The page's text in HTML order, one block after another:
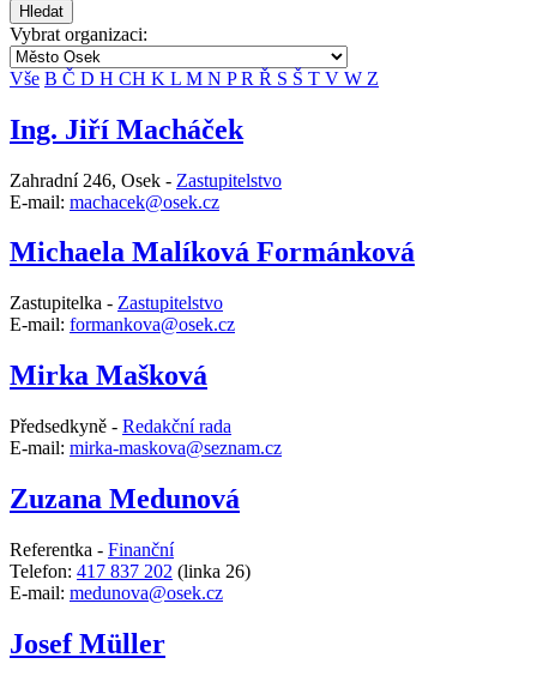
Hledat
Vybrat organizaci:
Vše B Č D H CH K L M N PR Ř S Š T V W Z
Ing. Jiří Macháček
Zahradní 246, Osek - Zastupitelstvo
E-mail: machacek@osek.cz
Michaela Malíková Formánková
Zastupitelka - Zastupitelstvo
E-mail: formankova@osek.cz
Mirka Mašková
Předsedkyně - Redakční rada
E-mail: mirka-maskova@seznam.cz
Zuzana Medunová
Referentka - Finanční
Telefon: 417 837 202 (linka 26)
E-mail: medunova@osek.cz
Josef Müller